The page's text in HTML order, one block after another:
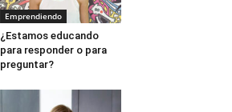
Emprendiendo
¿Estamos educando
para responder o para
preguntar?